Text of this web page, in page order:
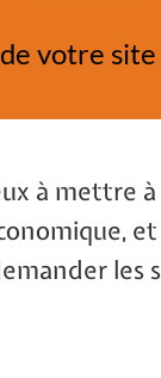
votre
à mettre à
les